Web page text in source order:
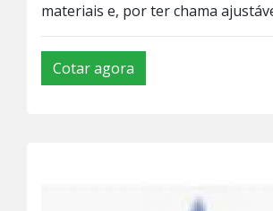
materiais e, por ter chama
Cotar agora